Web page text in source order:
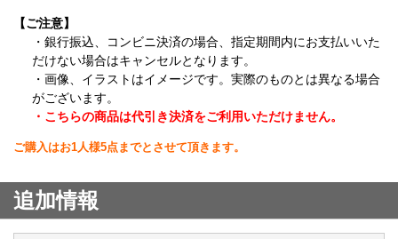
【ご注意】
・銀行振込、コンビニ決済の場合、指定期間内にお支払いいた
だけない場合はキャンセルとなります。
・画像、イラストはイメージです。実際のものとは異なる場合
がございます。
・こちらの商品は代引き決済をご利用いただけません。
ご購入はお1人様5点までとさせて頂きます。
追加情報